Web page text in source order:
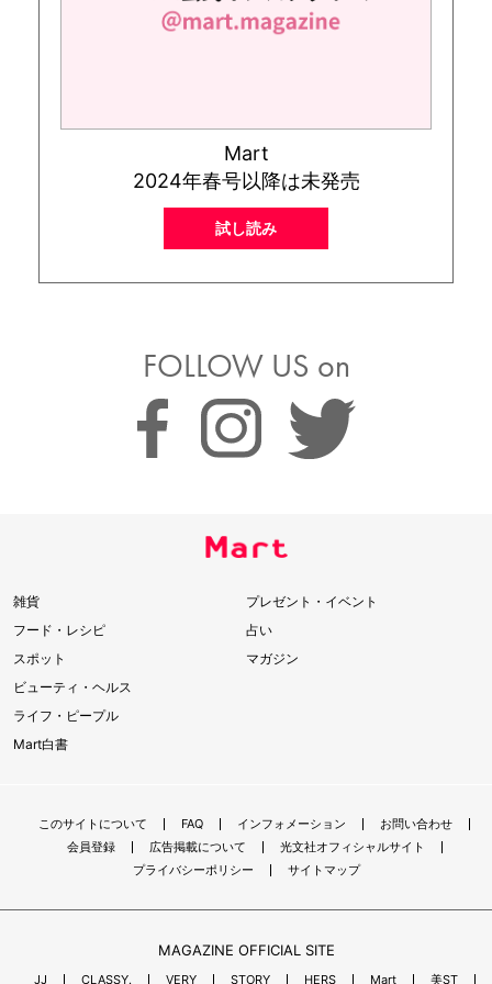
Mart
2024年春号以降は未発売
試し読み
FOLLOW US on
雑貨
フード・レシピ
スポット
ビューティ・ヘルス
ライフ・ピープル
Mart白書
プレゼント・イベント
占い
マガジン
このサイトについて FAQ インフォメーション
お問い合わせ
会員登録
広告掲載について
光文社オフィシャルサイト
プライバシーポリシー
サイトマップ
MAGAZINE OFFICIAL SITE
JJ CLASSY. VERY STORY HERS Mart 美ST